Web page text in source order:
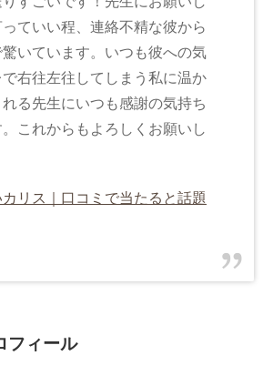
ていい程、連絡不精な彼から
いています。いつも彼への気
右往左往してしまう私に温か
る先生にいつも感謝の気持ち
これからもよろしくお願いし
リス｜口コミで当たると話題
フィール